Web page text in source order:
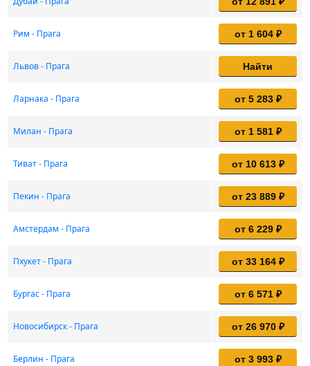
Рим - Прага от 1 604 ₽
Львов - Прага Найти
Ларнака - Прага от 5 283 ₽
Милан - Прага от 1 581 ₽
Тиват - Прага от 10 613 ₽
Пекин - Прага от 23 889 ₽
Амстердам - Прага от 6 229 ₽
Пхукет - Прага от 33 164 ₽
Бургас - Прага от 6 571 ₽
Новосибирск - Прага от 26 970 ₽
Берлин - Прага от 3 993 ₽